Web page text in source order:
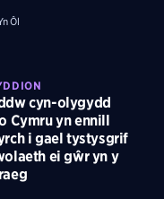
Ôl
cyn-olygydd
Cymru yn ennill
i gael tystysgrif
ei gŵr yn y